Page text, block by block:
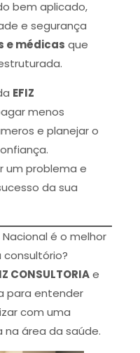
bem aplicado,
e segurança
e médicas que
EFIZ
menos
e planejar o
um problema e
da sua
é o melhor
CONSULTORIAe
para entender
com uma
área da saúde.